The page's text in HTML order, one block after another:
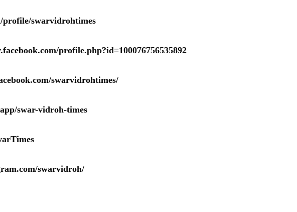
profile/swarvidrohtimes
profile.php?id=100076756535892
swarvidrohtimes/
swar-vidroh-times
swarvidroh/